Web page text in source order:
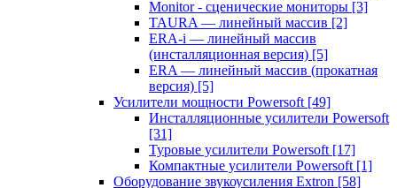
Monitor - сценические мониторы [3]
TAURA — линейный массив [2]
ERA-i — линейный массив
(инсталляционная версия) [5]
ERA — линейный массив (прокатная
версия) [5]
Усилители мощности Powersoft [49]
Инсталляционные усилители Powersoft
[31]
Туровые усилители Powersoft [17]
Компактные усилители Powersoft [1]
Оборудование звукоусиления Extron [58]